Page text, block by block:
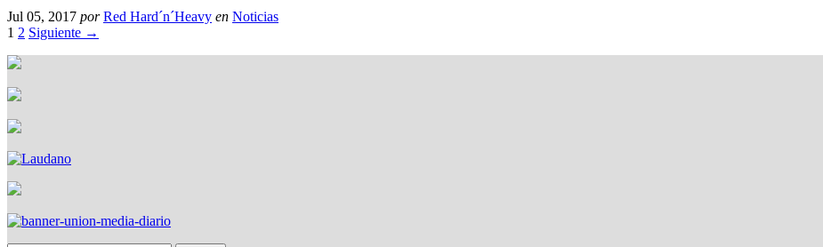
Jul 05, 2017 por Red Hard´n´Heavy en Noticias
1 2 Siguiente →